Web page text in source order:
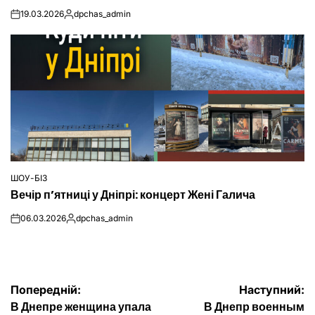
on19.03.2026Опубліковано
dpchas_admin
ОПУБЛІКУВАТИ
У
ШОУ-БІЗ
Вечір п’ятниці у Дніпрі: концерт Жені Галича
on06.03.2026Опубліковано
dpchas_admin
Навігація
Попередній:
В Днепре женщина упала
Наступний:
В Днепр военным